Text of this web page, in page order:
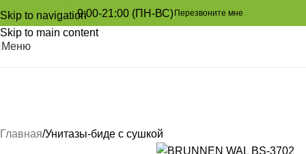
Skip to navigation
Skip to main content
9:00-21:00 (ПН-ВС) Перезвоните мне
Меню
Главная Унитазы-биде с сушкой